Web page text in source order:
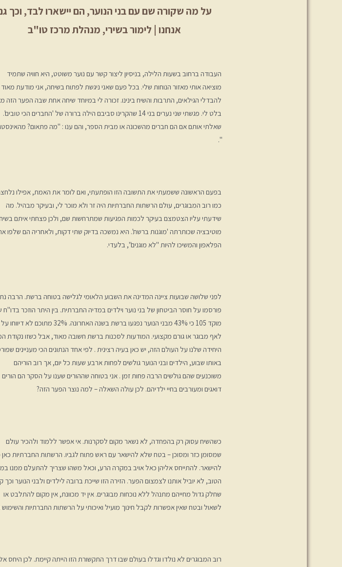
על מה שקורה שם עם בני הנוער, הם יישארו לבד, וכך
אנחנו | לימור בשירי, מנהלת מרכז טו"ב
העבודה ברחוב בשעות הלילה, בניסיון ליצור קשר עם נוער משוטט, היא חוויה שתמיד
מוציאה אותי מאזור הנוחות שלי. בכל פעם שאני ניגשת לפתוח בשיחה, אני מודעת מאוד
להבדלי הגילאים, התרבות והשיח בינינו. זכורה לי במיוחד שיחה אחת שבה הפער הזה
בלט לי. פגשתי שני נערים בני 14 שהקרינו סביבם הילה ברורה של 'החברים הכי טובים'.
שאלתי אותם אם הם חברים מהשכונה או מבית הספר, והם ענו : "מה פתאום?
".
בפעם הראשונה ששמעתי את התשובה הזו הופתעתי, ואם לומר את האמת, אפילו
כמו רוב המבוגרים, עולם הרשתות החברתיות היה זר ולא מוכר לי, ובעיקר מבהיל. מה
שידעתי עליו הצטמצם בעיקר לכמות הפגיעות שמתרחשות שם, ולכן פצחתי איתם
מוטיבציה שכותרתה 'מוגנות ברשת'. היא נמשכה בדיוק שתי דקות, ולאחריה הם שלפו
הפלאפון והמשיכו להיות "לא מוגנים", בלעדי.
לפני שלושה שבועות ציינה המדינה את השבוע הלאומי לגלישה בטוחה ברשת. הרבה
פורסמו על חוסר הביטחון של בני נוער וילדים במדיה החברתית. בין היתר הוזכר בדו"ח
מוקד 105 כי 43% מבני הנוער נפגעו ברשת בשנה האחרונה. 32% מתוכם לא
לאף מבוגר או גורם מקצועי. המודעות לסכנות ברשת חשובה מאוד, אבל כשזו נקודת
היחידה שלנו על העולם הזה, יש כאן בעיה רצינית . לפי אחד הנתונים הכי מעניינים
באותו שבוע, הילדים ובני הנוער גולשים לפחות ארבע שעות כל יום, אך רוב הוריהם
משוכנעים שהם גולשים הרבה פחות זמן . אני בטוחה שההורים שענו על הסקר הם הורים
דואגים ומעורבים בחיי ילדיהם. לכן עולה השאלה – למה נוצר הפער הזה?
כשהשיח עסוק רק בהפחדה, לא נשאר מקום לסקרנות. אי אפשר ללמוד ולהכיר עולם
שמסומן כזר ומסוכן – בטח שלא להישאר עם ראש פתוח לגביו. הרשתות החברתיות כאן
להישאר. להתייחס אליהן כאל אויב במקרה הרע, וכאל משהו שצריך להתעלם ממנו
הטוב, לא יוביל אותנו לצמצום הפער. הזירה הזו שייכת ברובה לילדים ולבני הנוער וכך
שחלק גדול מחייהם מתנהל ללא נוכחות מבוגרים. אין יד מכוונת, אין מקום להתלבט או
לשאול ובטח שאין אפשרות לקבל חינוך מועיל ואיכותי על הרשתות החברתיות והשימוש
רוב המבוגרים לא נולדו וגדלו בעולם שבו דרך התקשורת הזו הייתה קיימת. לכן היחס